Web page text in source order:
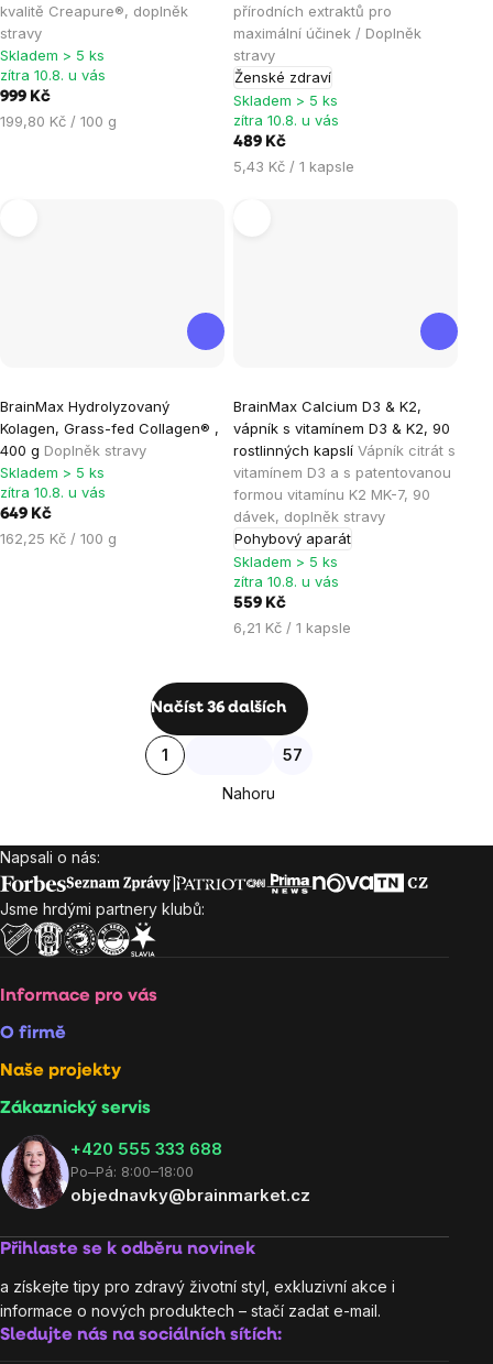
kvalitě Creapure®, doplněk
stravy
4,9
z
5
hvězdiček.
Skladem > 5 ks
zítra 10.8. u vás
999 Kč
Měrná
199,80 Kč / 100 g
přírodních extraktů pro
maximální účinek / Doplněk
stravy
Ženské zdraví
4,9
z
5
hvězdiček.
Skladem > 5 ks
zítra 10.8. u vás
489 Kč
Měrná
5,43 Kč / 1 kapsle
BrainMax Hydrolyzovaný
Kolagen, Grass-fed Collagen® ,
400 g Doplněk stravy
hodnocení
produktu
je
4,8
z
5
Skladem > 5 ks
zítra 10.8. u vás
649 Kč
Měrná
162,25 Kč / 100 g
BrainMax Calcium D3 & K2,
vápník s vitamínem D3 & K2, 90
rostlinných kapslí Vápník citrát s
vitamínem D3 a s patentovanou
formou vitamínu K2 MK-7, 90
dávek, doplněk stravy
Pohybový aparát
hodnocení
produktu
je
4,8
z
5
hvězdiček.
Skladem > 5 ks
zítra 10.8. u vás
559 Kč
Měrná
6,21 Kč / 1 kapsle
Ovládací
výpisu
Načíst 36 dalších
Stránkování
1 57
Nahoru
Zápatí
Napsali o nás:
Jsme hrdými partnery klubů:
Informace pro vás
O firmě
Naše projekty
Zákaznický servis
‭+420 555 333 688
Po–Pá: 8:00–18:00
objednavky@brainmarket.cz
Přihlaste se k odběru novinek
a získejte tipy pro zdravý životní styl, exkluzivní akce i
informace o nových produktech – stačí zadat e-mail.
Sledujte nás na sociálních sítích: